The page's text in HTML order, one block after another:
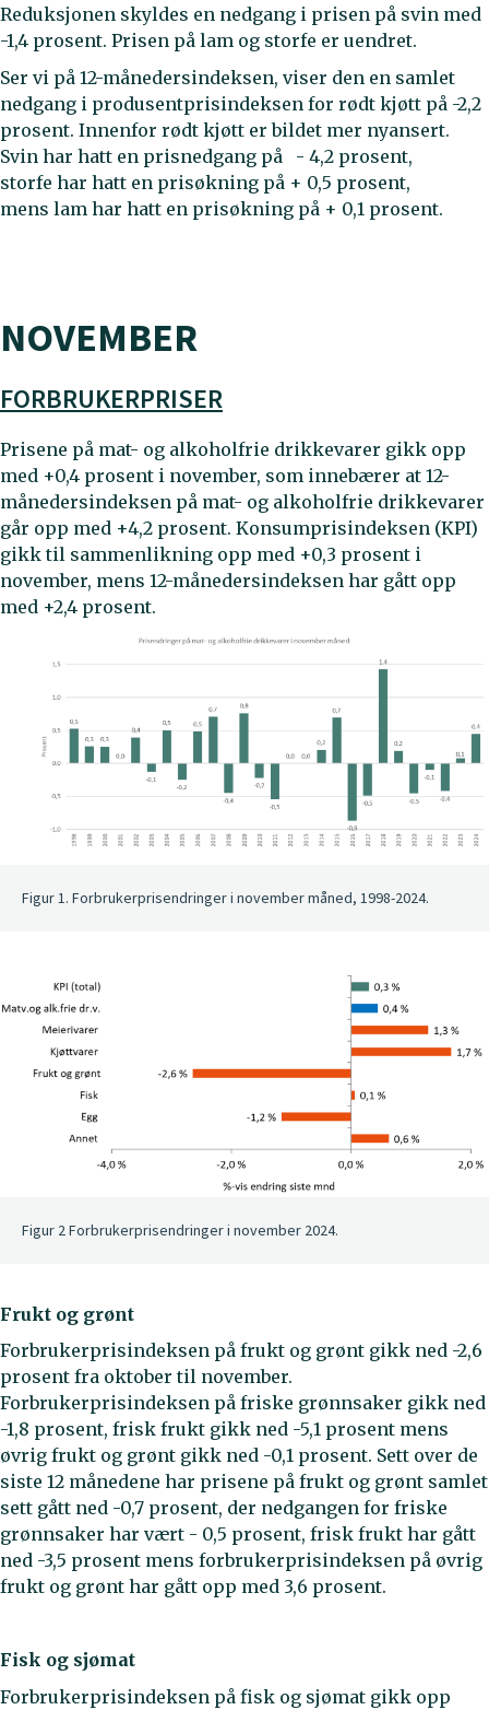
Reduksjonen skyldes en nedgang i prisen på svin med
-1,4 prosent. Prisen på lam og storfe er uendret.
Ser vi på 12-månedersindeksen, viser den en samlet
nedgang i produsentprisindeksen for rødt kjøtt på -2,2
prosent. Innenfor rødt kjøtt er bildet mer nyansert.
Svin har hatt en prisnedgang på - 4,2 prosent,
storfe har hatt en prisøkning på + 0,5 prosent,
mens lam har hatt en prisøkning på + 0,1 prosent.
NOVEMBER
FORBRUKERPRISER
Prisene på mat- og alkoholfrie drikkevarer gikk opp
med +0,4 prosent i november, som innebærer at 12-
månedersindeksen på mat- og alkoholfrie drikkevarer
går opp med +4,2 prosent. Konsumprisindeksen (KPI)
gikk til sammenlikning opp med +0,3 prosent i
november, mens 12-månedersindeksen har gått opp
med +2,4 prosent.
Figur 1. Forbrukerprisendringer i november måned, 1998-2024.
Figur 2 Forbrukerprisendringer i november 2024.
Frukt og grønt
Forbrukerprisindeksen på frukt og grønt gikk ned -2,6
prosent fra oktober til november.
Forbrukerprisindeksen på friske grønnsaker gikk ned
-1,8 prosent, frisk frukt gikk ned -5,1 prosent mens
øvrig frukt og grønt gikk ned -0,1 prosent. Sett over de
siste 12 månedene har prisene på frukt og grønt samlet
sett gått ned -0,7 prosent, der nedgangen for friske
grønnsaker har vært - 0,5 prosent, frisk frukt har gått
ned -3,5 prosent mens forbrukerprisindeksen på øvrig
frukt og grønt har gått opp med 3,6 prosent.
Fisk og sjømat
Forbrukerprisindeksen på fisk og sjømat gikk opp